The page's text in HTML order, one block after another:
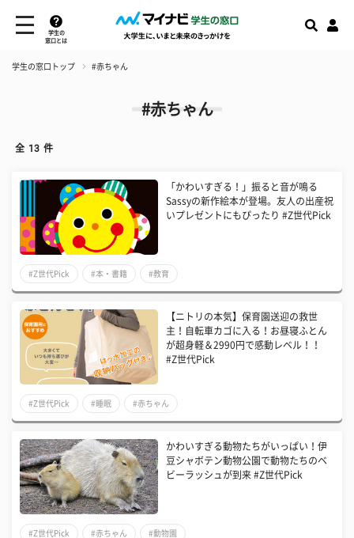
学生の
窓口とは
学生の窓口トップ #赤ちゃん
#赤ちゃん
全 13 件
「かわいすぎる！」振ると音が鳴る
Sassyの新作絵本が登場。友人の出産祝
いプレゼントにもぴったり #Z世代Pick
#Z世代Pick #本・書籍 #教育
【ニトリの本気】保育園送迎の救世
主！自転車カゴに入る！お昼寝ふとん
が超身軽＆2990円で感動レベル！！
#Z世代Pick
#Z世代Pick #睡眠 #赤ちゃん
かわいすぎる動物たちがいっぱい！伊
豆シャボテン動物公園で動物たちのベ
ビーラッシュが到来 #Z世代Pick
#Z世代Pick #赤ちゃん #動物園